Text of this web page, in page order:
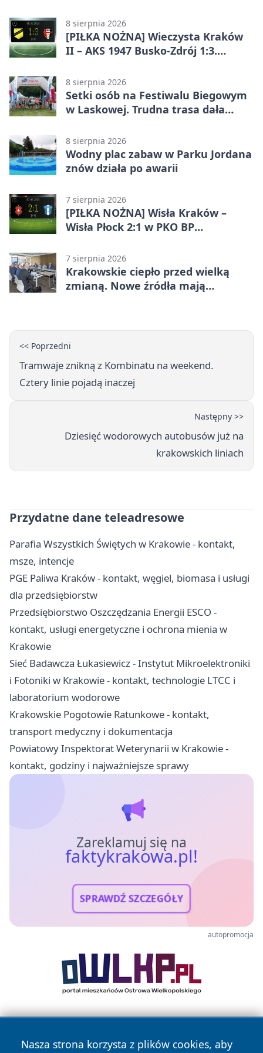
odwróciła losy meczu
8 sierpnia 2026
[PIŁKA NOŻNA] Wieczysta Kraków
II – AKS 1947 Busko-Zdrój 1:3.
Liga Grupa 4 (Grupa IV)
8 sierpnia 2026
Setki osób na Festiwalu Biegowym
w Laskowej. Trudna trasa dała
8 sierpnia 2026
Wodny plac zabaw w Parku Jordana
znów działa po awarii
7 sierpnia 2026
[PIŁKA NOŻNA] Wisła Kraków –
Wisła Płock 2:1 w PKO BP
ważnymi punktami
7 sierpnia 2026
Krakowskie ciepło przed wielką
zmianą. Nowe źródła mają
<< Poprzedni
Tramwaje znikną z Kombinatu na weekend.
Cztery linie pojadą inaczej
Następny >>
Dziesięć wodorowych autobusów już na
krakowskich liniach
Przydatne dane teleadresowe
Parafia Wszystkich Świętych w Krakowie - kontakt,
msze, intencje
PGE Paliwa Kraków - kontakt, węgiel, biomasa i usługi
dla przedsiębiorstw
Przedsiębiorstwo Oszczędzania Energii ESCO -
kontakt, usługi energetyczne i ochrona mienia w
Krakowie
Sieć Badawcza Łukasiewicz - Instytut Mikroelektroniki
i Fotoniki w Krakowie - kontakt, technologie LTCC i
laboratorium wodorowe
Krakowskie Pogotowie Ratunkowe - kontakt,
transport medyczny i dokumentacja
Powiatowy Inspektorat Weterynarii w Krakowie -
kontakt, godziny i najważniejsze sprawy
Zareklamuj się na
faktykrakowa.pl!
SPRAWDŹ SZCZEGÓŁY
autopromocja
Nasza strona korzysta z plików cookies, aby